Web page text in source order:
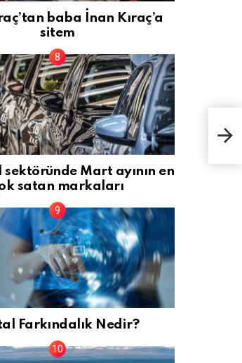
baba İnan Kıraç’a
sitem
Mart ayının en
satan markaları
Farkındalık Nedir?